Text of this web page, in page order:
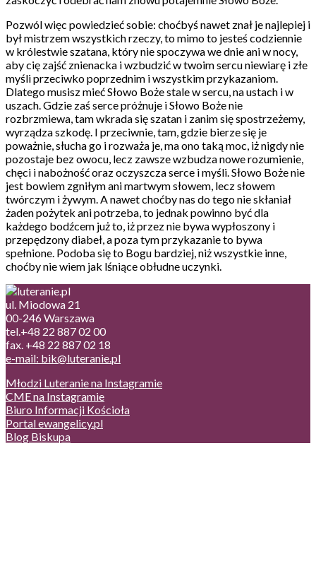
Pozwól więc powiedzieć sobie: choćbyś nawet znał je najlepiej i
był mistrzem wszystkich rzeczy, to mimo to jesteś codziennie
w królestwie szatana, który nie spoczywa we dnie ani w nocy,
aby cię zajść znienacka i wzbudzić w twoim sercu niewiarę i złe
myśli przeciwko poprzednim i wszystkim przykazaniom.
Dlatego musisz mieć Słowo Boże stale w sercu, na ustach i w
uszach. Gdzie zaś serce próżnuje i Słowo Boże nie
rozbrzmiewa, tam wkrada się szatan i zanim się spostrzeżemy,
wyrządza szkodę. I przeciwnie, tam, gdzie bierze się je
poważnie, słucha go i rozważa je, ma ono taką moc, iż nigdy nie
pozostaje bez owocu, lecz zawsze wzbudza nowe rozumienie,
chęci i nabożność oraz oczyszcza serce i myśli. Słowo Boże nie
jest bowiem zgniłym ani martwym słowem, lecz słowem
twórczym i żywym. A nawet choćby nas do tego nie skłaniał
żaden pożytek ani potrzeba, to jednak powinno być dla
każdego bodźcem już to, iż przez nie bywa wypłoszony i
przepędzony diabeł, a poza tym przykazanie to bywa
spełnione. Podoba się to Bogu bardziej, niż wszystkie inne,
choćby nie wiem jak lśniące obłudne uczynki.
ul. Miodowa 21
00-246 Warszawa
tel.+48 22 887 02 00
fax. +48 22 887 02 18
e-mail: bik@luteranie.pl
Młodzi Luteranie na Instagramie
CME na Instagramie
Biuro Informacji Kościoła
Portal ewangelicy.pl
Blog Biskupa